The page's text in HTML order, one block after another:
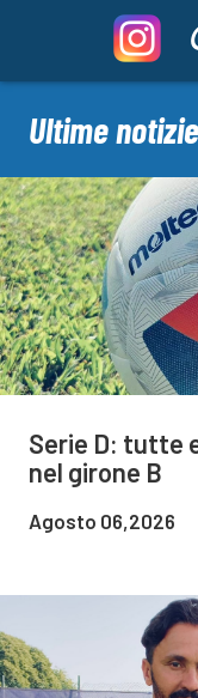
Ultime notizie
Serie D: tutte
nel girone B
Agosto 06,2026